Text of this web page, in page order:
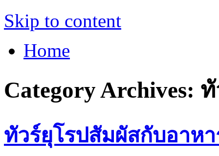
Skip to content
Home
Category Archives:
ทัวร์ยุโรปสัมผัสกับอาห